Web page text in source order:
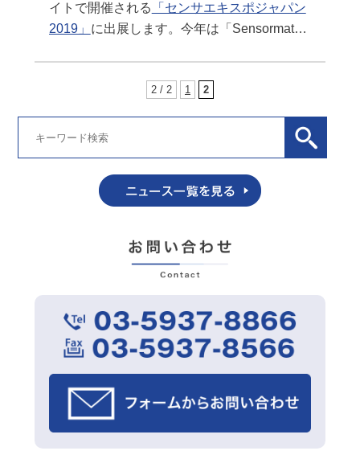
イトで開催される
「センサエキスポジャパン
2019」 に出展します。今年は「Sensormate
シン温度管理,グリーン・ビルディング)の紹
実績を生かしたMEMS専門技術ファウンドリ
方は是非、ご来場ください。
2 / 2 1 2